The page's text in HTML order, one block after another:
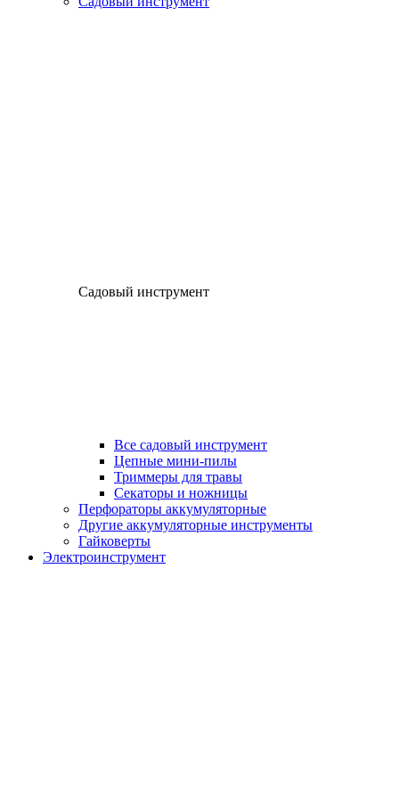
Садовый инструмент
Все садовый инструмент
Цепные мини-пилы
Триммеры для травы
Секаторы и ножницы
Перфораторы аккумуляторные
Другие аккумуляторные инструменты
Гайковерты
Электроинструмент